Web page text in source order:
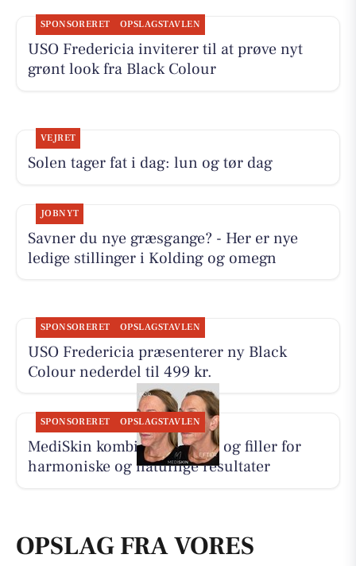
SPONSORERET OPSLAGSTAVLEN
USO Fredericia inviterer til at prøve nyt
grønt look fra Black Colour
VEJRET
Solen tager fat i dag: lun og tør dag
JOBNYT
Savner du nye græsgange? - Her er nye
ledige stillinger i Kolding og omegn
SPONSORERET OPSLAGSTAVLEN
USO Fredericia præsenterer ny Black
Colour nederdel til 499 kr.
SPONSORERET OPSLAGSTAVLEN
MediSkin kombinerer botox og filler for
harmoniske og naturlige resultater
OPSLAG FRA VORES